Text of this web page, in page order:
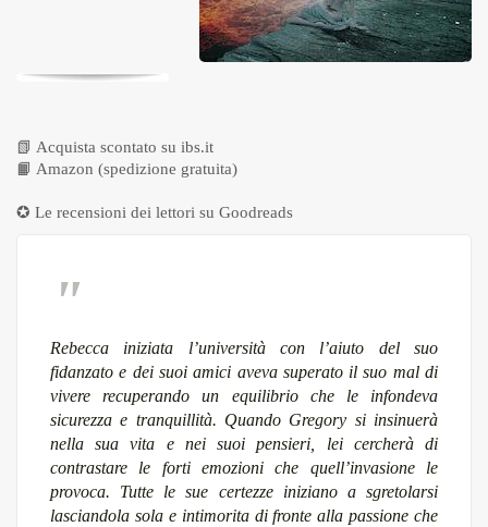
📗 Acquista scontato su ibs.it
📙 Amazon (spedizione gratuita)
✪ Le recensioni dei lettori su Goodreads
Rebecca iniziata l’università con l’aiuto del suo
fidanzato e dei suoi amici aveva superato il suo mal di
vivere recuperando un equilibrio che le infondeva
sicurezza e tranquillità. Quando Gregory si insinuerà
nella sua vita e nei suoi pensieri, lei cercherà di
contrastare le forti emozioni che quell’invasione le
provoca. Tutte le sue certezze iniziano a sgretolarsi
lasciandola sola e intimorita di fronte alla passione che